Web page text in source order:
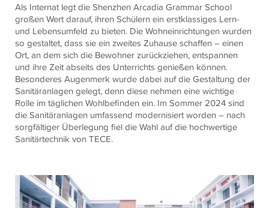
Als Internat legt die Shenzhen Arcadia Grammar School
großen Wert darauf, ihren Schülern ein erstklassiges Lern-
und Lebensumfeld zu bieten. Die Wohneinrichtungen wurden
so gestaltet, dass sie ein zweites Zuhause schaffen – einen
Ort, an dem sich die Bewohner zurückziehen, entspannen
und ihre Zeit abseits des Unterrichts genießen können.
Besonderes Augenmerk wurde dabei auf die Gestaltung der
Sanitäranlagen gelegt, denn diese nehmen eine wichtige
Rolle im täglichen Wohlbefinden ein. Im Sommer 2024 sind
die Sanitäranlagen umfassend modernisiert worden – nach
sorgfältiger Überlegung fiel die Wahl auf die hochwertige
Sanitärtechnik von TECE.